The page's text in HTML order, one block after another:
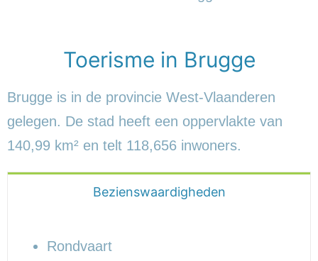
Toerisme in Brugge
Brugge is in de provincie West-Vlaanderen
gelegen. De stad heeft een oppervlakte van
140,99 km² en telt 118,656 inwoners.
Bezienswaardigheden
Rondvaart